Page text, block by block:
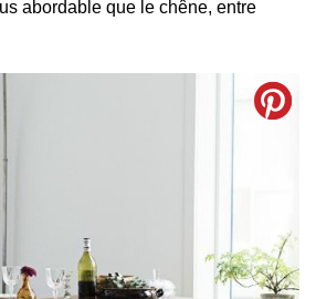
abordable que le chêne, entre